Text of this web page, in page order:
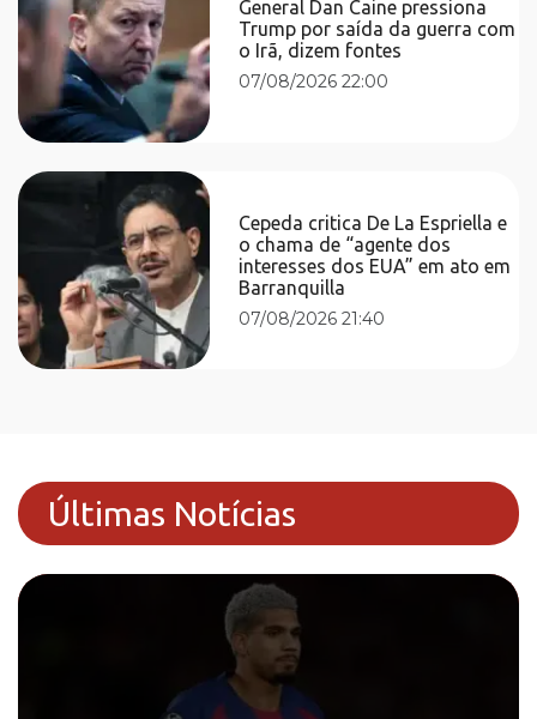
General Dan Caine pressiona
Trump por saída da guerra com
o Irã, dizem fontes
07/08/2026 22:00
Cepeda critica De La Espriella e
o chama de “agente dos
interesses dos EUA” em ato em
Barranquilla
07/08/2026 21:40
Últimas Notícias